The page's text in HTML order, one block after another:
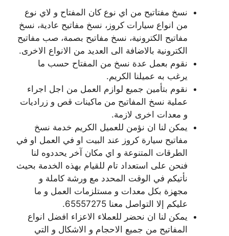
نسخ مفتاتيح من اي نوع كان المفتاح و لاي نوع
من انواع سيارات كروز، نسخ مفاتيح عادية، نسخ
مفاتيح الكترونية، نسخ مفاتيح بصمة، صب مفاتيح
الكترونية بالاضافة الى العديد من الانواع الاخرى.
نقوم بعمل عدة نسخ من المفتاح حسب ما
يرغب به عميلنا الكريم.
نقوم بتأمين جميع لوازم العمل من اجل اجراء
عملية نسخ المفاتيح من ماكينات قص و زراديات
و معدات اخرى لازمة.
يمكن لنا ان نؤمن للعميل الكريم خدمة نسخ
مفاتيح سيارة كروز عند البيت او في العمل او في
الطرقات المتنوعة و اي مكان آخر يحددوه لنا
فنحن على استعداد تام للقيام بهذه الخدمة بحيث
نأتيكم في الوقت المحدد مع ورشة كاملة و
مجهزة بكل معدات و مستلزمات العمل و ما
عليكم إلا التواصل معنا 65557275.
يمكن لنا ان نحضر للعملاء الاعزاء افضل انواع
المفاتيح من جميع الاحجام و الاشكال و التي